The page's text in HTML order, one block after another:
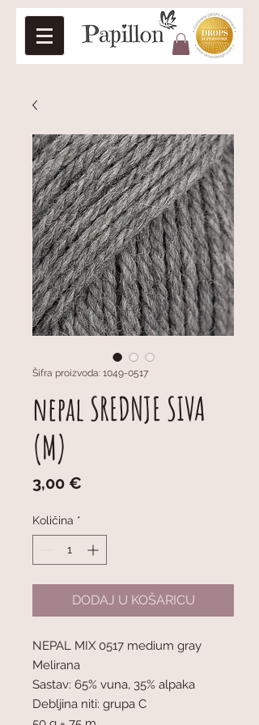
Šifra proizvoda: 1049-0517
nepal SREDNJE SIVA
(M)
3,00 €
Količina *
DODAJ U KOŠARICU
NEPAL MIX 0517 medium gray
Melirana
Sastav: 65% vuna, 35% alpaka
Debljina niti: grupa C